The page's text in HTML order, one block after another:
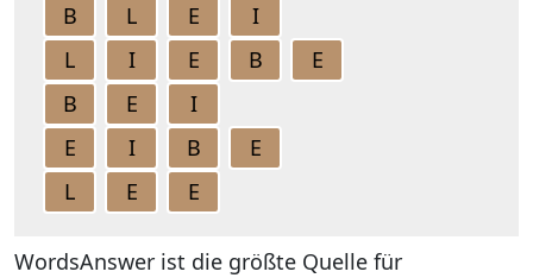
B
L E
I
L
I E B
E
B
E
I
E
I B
E
L
E E
WordsAnswer ist die größte Quelle für